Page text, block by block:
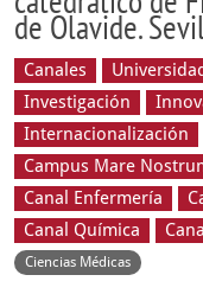
de Olavide.
Canales
Investigación
Internacionalización
Campus Mare
Canal Enfermería
Canal Química
Ciencias Médicas